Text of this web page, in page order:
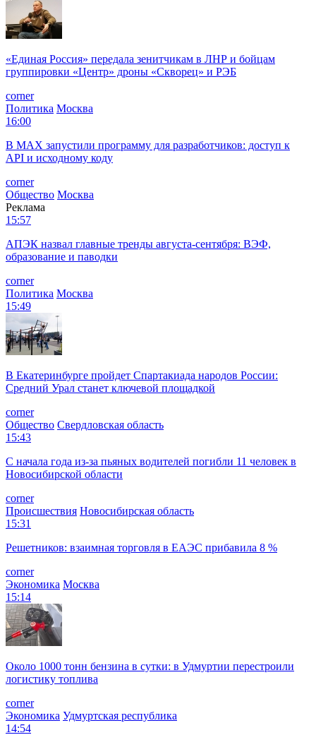
«Единая Россия» передала зенитчикам в ЛНР и бойцам
группировки «Центр» дроны «Скворец» и РЭБ
corner
Политика Москва
16:00
В MAX запустили программу для разработчиков: доступ к
API и исходному коду
corner
Общество Москва
Реклама
15:57
АПЭК назвал главные тренды августа-сентября: ВЭФ,
образование и паводки
corner
Политика Москва
15:49
В Екатеринбурге пройдет Спартакиада народов России:
Средний Урал станет ключевой площадкой
corner
Общество Свердловская область
15:43
С начала года из‑за пьяных водителей погибли 11 человек в
Новосибирской области
corner
Происшествия Новосибирская область
15:31
Решетников: взаимная торговля в ЕАЭС прибавила 8 %
corner
Экономика Москва
15:14
Около 1000 тонн бензина в сутки: в Удмуртии перестроили
логистику топлива
corner
Экономика Удмуртская республика
14:54